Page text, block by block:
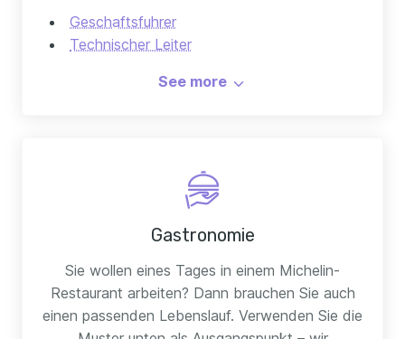
Geschaftsfuhrer
Technischer Leiter
See more
Gastronomie
Sie wollen eines Tages in einem Michelin-
Restaurant arbeiten? Dann brauchen Sie auch
einen passenden Lebenslauf. Verwenden Sie die